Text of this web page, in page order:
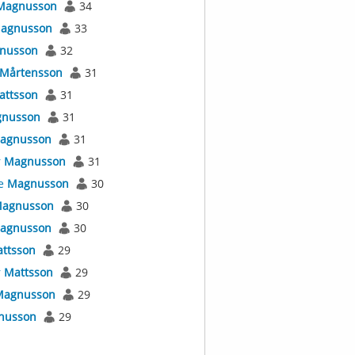
34
33
32
31
31
31
31
Magnusson
31
Magnusson
30
30
30
29
Mattsson
29
29
29